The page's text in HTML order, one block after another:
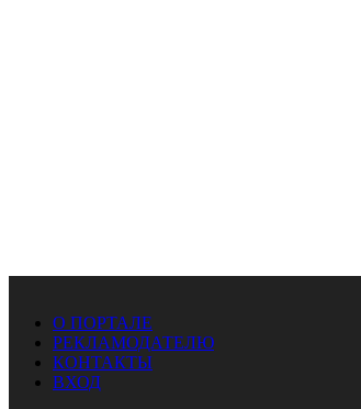
О ПОРТАЛЕ
РЕКЛАМОДАТЕЛЮ
КОНТАКТЫ
ВХОД